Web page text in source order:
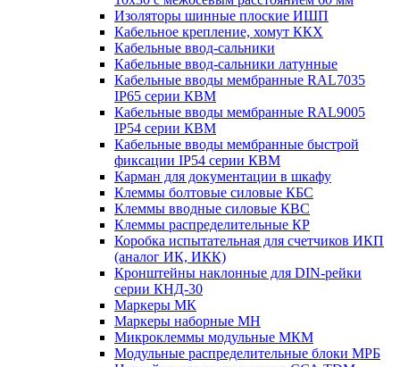
Изоляторы шинные плоские ИШП
Кабельное крепление, хомут ККХ
Кабельные ввод-сальники
Кабельные ввод-сальники латунные
Кабельные вводы мембранные RAL7035
IP65 серии КВМ
Кабельные вводы мембранные RAL9005
IP54 серии КВМ
Кабельные вводы мембранные быстрой
фиксации IP54 серии КВМ
Карман для документации в шкафу
Клеммы болтовые силовые КБС
Клеммы вводные силовые КВС
Клеммы распределительные КР
Коробка испытательная для счетчиков ИКП
(аналог ИК, ИКК)
Кронштейны наклонные для DIN-рейки
серии КНД-30
Маркеры МК
Маркеры наборные МН
Микроклеммы модульные МКМ
Модульные распределительные блоки МРБ